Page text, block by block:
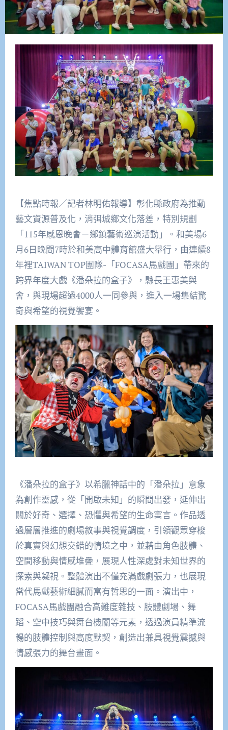
【焦點時報／記者林明佑報導】彰化縣政府為推動
藝文資源普及化，消弭城鄉文化落差，特別規劃
「115年感恩晚會－鄉鎮藝術巡演活動」。和美場6
月6日晚間7時於和美高中體育館盛大舉行，由連續8
年裡TAIWAN TOP團隊-「FOCASA馬戲團」帶來的
跨界年度大戲《潘朵拉的盒子》，縣長王惠美與
會，與現場超過4000人一同參與，進入一場集結驚
奇與希望的視覺饗宴。
《潘朵拉的盒子》以希臘神話中的「潘朵拉」意象
為創作靈感，從「開啟未知」的瞬間出發，延伸出
關於好奇、選擇、恐懼與希望的生命寓言。作品透
過層層推進的劇場敘事與視覺調度，引領觀眾穿梭
於真實與幻想交錯的情境之中，並藉由角色肢體、
空間移動與情感堆疊，展現人性深處對未知世界的
探索與凝視。整體演出不僅充滿戲劇張力，也展現
當代馬戲藝術細膩而富有哲思的一面。演出中，
FOCASA馬戲團融合高難度雜技、肢體劇場、舞
蹈、空中技巧與舞台機關等元素，透過演員精準流
暢的肢體控制與高度默契，創造出兼具視覺震撼與
情感張力的舞台畫面。